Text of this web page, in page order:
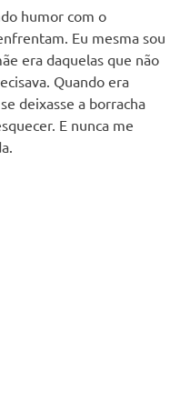
humor com o
Eu mesma sou
era daquelas que não
Quando era
deixasse a borracha
E nunca me